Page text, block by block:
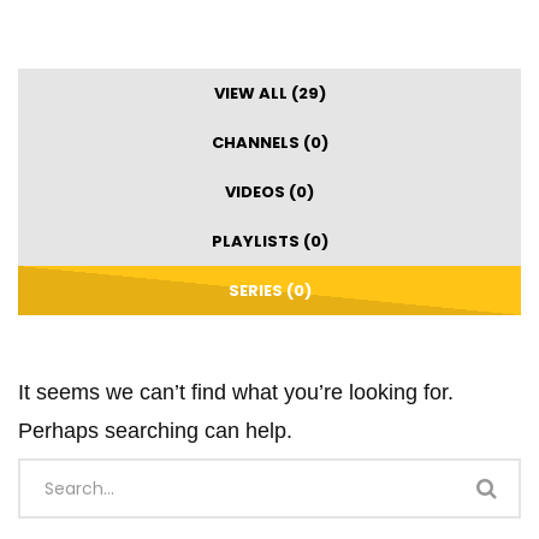
VIEW ALL (29)
CHANNELS (0)
VIDEOS (0)
PLAYLISTS (0)
SERIES (0)
It seems we can’t find what you’re looking for.
Perhaps searching can help.